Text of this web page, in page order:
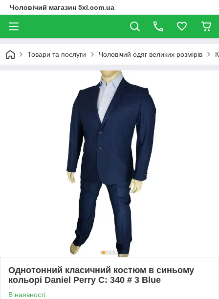
Чоловічий магазин 5xl.com.ua
Товари та послуги Чоловічий одяг великих розмірів
Однотонний класичний костюм в синьому
кольорі Daniel Perry C: 340 # 3 Blue
В наявності